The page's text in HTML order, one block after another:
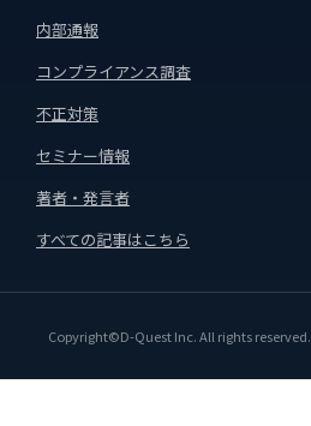
内部通報
コンプライアンス調査
不正対策
セミナー情報
著者・発言者
すべての記事はこちら
Copyright©D-Quest Inc. All rights reserved.